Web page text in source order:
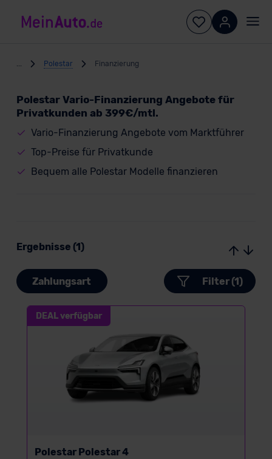
Polestar Finanzierung
Polestar Vario-Finanzierung Angebote für
Privatkunden ab 399€/mtl.
Vario-Finanzierung Angebote vom Marktführer
Top-Preise für Privatkunde
Bequem alle Polestar Modelle finanzieren
Ergebnisse (1)
Zahlungsart Filter (1)
DEAL verfügbar
Polestar Polestar 4